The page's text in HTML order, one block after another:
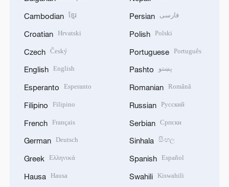
Cambodian ខ្មែរ
Croatian Hrvatski
Czech Český
English English
Esperanto Esperanto
Filipino Filipino
French Français
German Deutsch
Greek Ελληνικά
Hausa Hausa
Persian فارسی
Polish Polski
Portuguese Português
Pashto پښتو
Romanian Română
Russian Русский
Serbian Српски
Sinhala සිංහල
Spanish Español
Swahili Kiswahili